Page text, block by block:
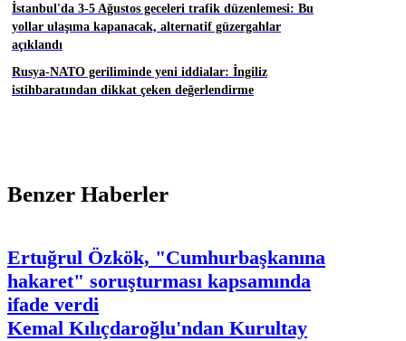
İstanbul'da 3-5 Ağustos geceleri trafik düzenlemesi: Bu
yollar ulaşıma kapanacak, alternatif güzergahlar
açıklandı
Rusya-NATO geriliminde yeni iddialar: İngiliz
istihbaratından dikkat çeken değerlendirme
Benzer Haberler
Ertuğrul Özkök, "Cumhurbaşkanına
hakaret" soruşturması kapsamında
ifade verdi
Kemal Kılıçdaroğlu'ndan Kurultay